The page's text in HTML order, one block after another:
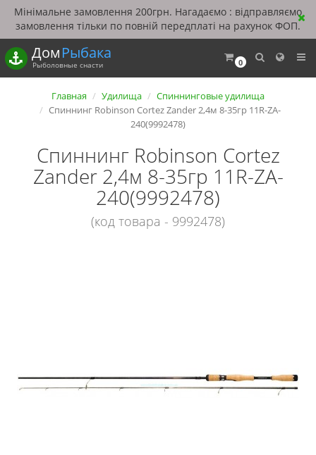
Мінімальне замовлення 200грн. Нагадаємо : відправляємо
замовлення тільки по повній передплаті на рахунок ФОП.
0
ДомРыбака
Рыболовные снасти
Главная Удилища
Спиннинговые удилища
Спиннинг Robinson Cortez Zander 2,4м 8-35гр 11R-ZA-
240(9992478)
Спиннинг Robinson Cortez
Zander 2,4м 8-35гр 11R-ZA-
240(9992478)
(код товара - 9992478)